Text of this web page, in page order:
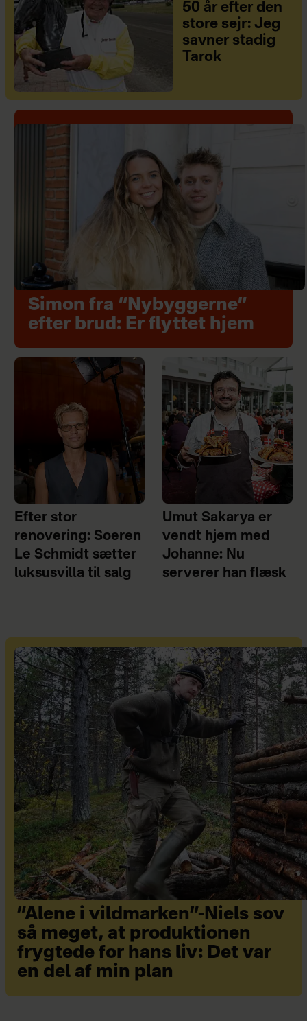
50 år efter den
store sejr: Jeg
savner stadig
Tarok
Simon fra “Nybyggerne”
efter brud: Er flyttet hjem
Efter stor
renovering: Soeren
Le Schmidt sætter
luksusvilla til salg
Umut Sakarya er
vendt hjem med
Johanne: Nu
serverer han flæsk
”Alene i vildmarken”-Niels sov
så meget, at produktionen
frygtede for hans liv: Det var
en del af min plan